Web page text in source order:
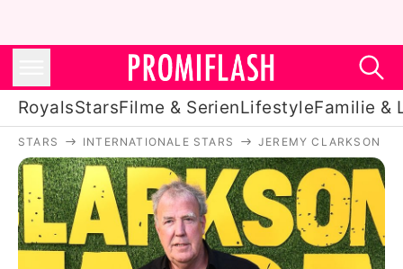
RoyalsStarsFilme & SerienLifestyleFamilie &
Royals
Stars
Filme & Serien
STARS INTERNATIONALE STARS JEREMY CLARKSON